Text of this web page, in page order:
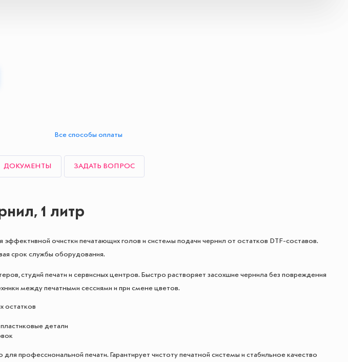
Все способы оплаты
ДОКУМЕНТЫ ЗАДАТЬ ВОПРОС
1 литр
очистки печатающих голов и системы подачи чернил от остатков DTF-составов.
срок службы оборудования.
студий печати и сервисных центров. Быстро растворяет засохшие чернила без повреждения
между печатными сессиями и при смене цветов.
остатков
детали
профессиональной печати. Гарантирует чистоту печатной системы и стабильное качество